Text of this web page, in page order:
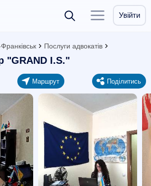
Увійти
Послуги адвокатів
"GRAND I.S."
Маршрут Поділитись